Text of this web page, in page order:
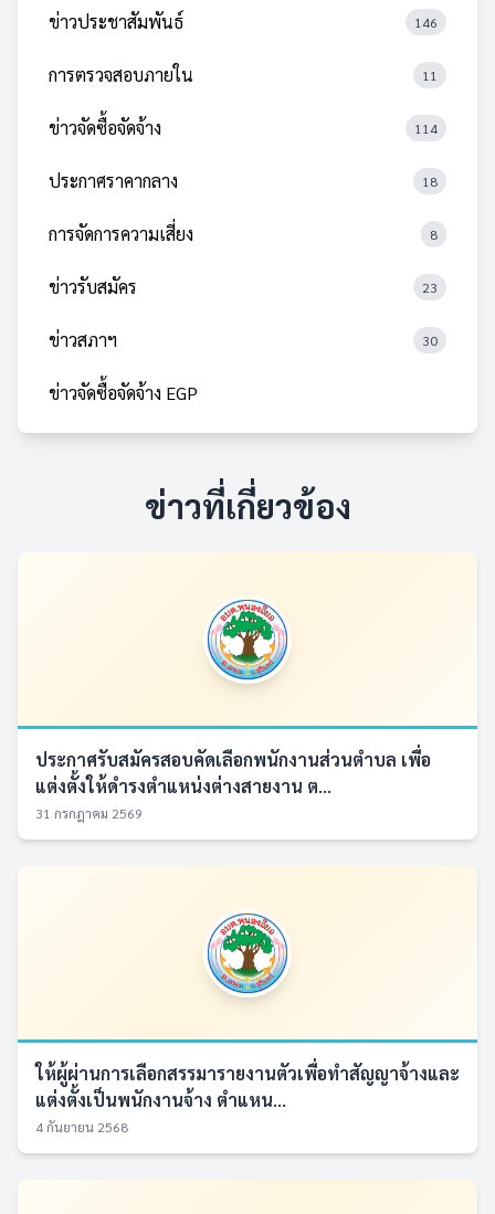
ข่าวประชาสัมพันธ์ 146
การตรวจสอบภายใน 11
ข่าวจัดซื้อจัดจ้าง 114
ประกาศราคากลาง 18
การจัดการความเสี่ยง 8
ข่าวรับสมัคร 23
ข่าวสภาฯ 30
ข่าวจัดซื้อจัดจ้าง EGP
ข่าวที่เกี่ยวข้อง
ประกาศรับสมัครสอบคัดเลือกพนักงานส่วนตำบล เพื่อ
แต่งตั้งให้ดำรงตำแหน่งต่างสายงาน ต...
31 กรกฎาคม 2569
ให้ผู้ผ่านการเลือกสรรมารายงานตัวเพื่อทำสัญญาจ้างและ
แต่งตั้งเป็นพนักงานจ้าง ตำแหน...
4 กันยายน 2568